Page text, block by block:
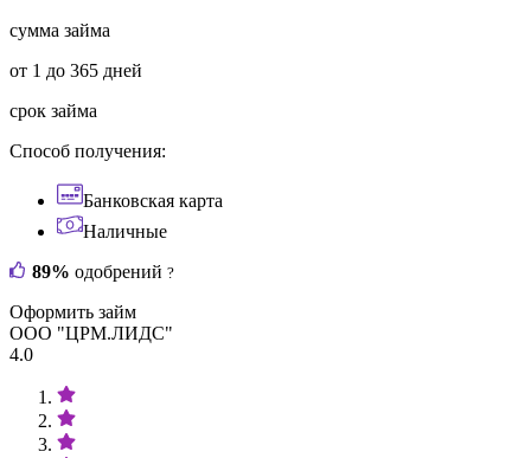
сумма займа
от 1 до 365 дней
срок займа
Способ получения:
Банковская карта
Наличные
89% одобрений ?
Оформить займ
ООО "ЦРМ.ЛИДС"
4.0